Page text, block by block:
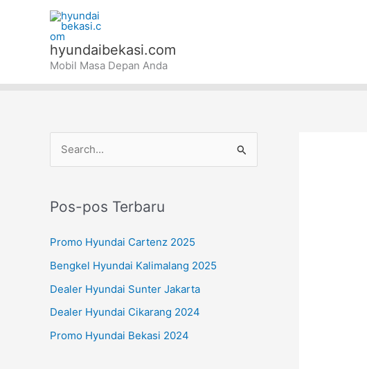
hyundaibekasi.com
Mobil Masa Depan Anda
i
u
u
k
:
Pos-pos Terbaru
Promo Hyundai Cartenz 2025
Bengkel Hyundai Kalimalang 2025
Dealer Hyundai Sunter Jakarta
Dealer Hyundai Cikarang 2024
Promo Hyundai Bekasi 2024